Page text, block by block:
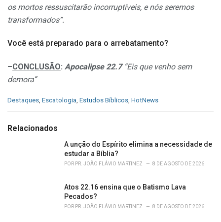
os mortos ressuscitarão incorruptíveis, e nós seremos
transformados”.
Você está preparado para o arrebatamento?
–CONCLUSÃO: Apocalipse 22.7 “Eis que venho sem
demora”
C
e
Destaques Escatologia Estudos Bíblicos HotNews
Relacionados
A unção do Espírito elimina a necessidade de
estudar a Bíblia?
POR PR. JOÃO FLÁVIO MARTINEZ 8 DE AGOSTO DE 2026
Atos 22.16 ensina que o Batismo Lava
Pecados?
POR PR. JOÃO FLÁVIO MARTINEZ 8 DE AGOSTO DE 2026